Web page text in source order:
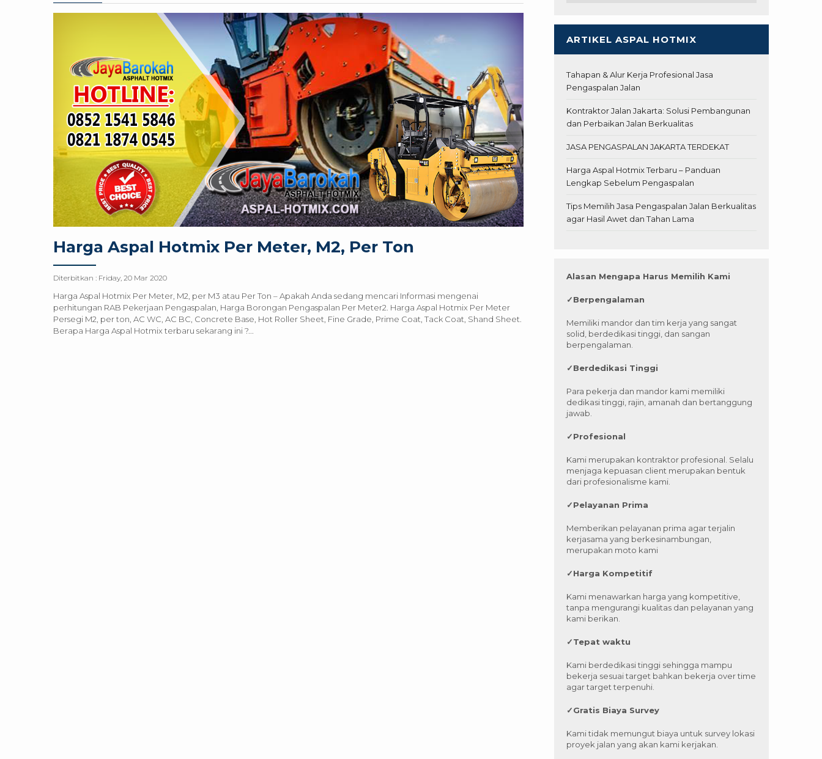
Harga Aspal Hotmix Per Meter, M2, Per Ton
Diterbitkan : Friday, 20 Mar 2020
Harga Aspal Hotmix Per Meter, M2, per M3 atau Per Ton – Apakah Anda sedang mencari Informasi mengenai
perhitungan RAB Pekerjaan Pengaspalan, Harga Borongan Pengaspalan Per Meter2. Harga Aspal Hotmix Per Meter
Persegi M2, per ton, AC WC, AC BC, Concrete Base, Hot Roller Sheet, Fine Grade, Prime Coat, Tack Coat, Shand Sheet.
Berapa Harga Aspal Hotmix terbaru sekarang ini ?...
ARTIKEL ASPAL HOTMIX
Tahapan & Alur Kerja Profesional Jasa
Pengaspalan Jalan
Kontraktor Jalan Jakarta: Solusi Pembangunan
dan Perbaikan Jalan Berkualitas
JASA PENGASPALAN JAKARTA TERDEKAT
Harga Aspal Hotmix Terbaru – Panduan
Lengkap Sebelum Pengaspalan
Tips Memilih Jasa Pengaspalan Jalan Berkualitas
agar Hasil Awet dan Tahan Lama
Alasan Mengapa Harus Memilih Kami
✓Berpengalaman
Memiliki mandor dan tim kerja yang sangat
solid, berdedikasi tinggi, dan sangan
berpengalaman.
✓Berdedikasi Tinggi
Para pekerja dan mandor kami memiliki
dedikasi tinggi, rajin, amanah dan bertanggung
jawab.
✓Profesional
Kami merupakan kontraktor profesional. Selalu
menjaga kepuasan client merupakan bentuk
dari profesionalisme kami.
✓Pelayanan Prima
Memberikan pelayanan prima agar terjalin
kerjasama yang berkesinambungan,
merupakan moto kami
✓Harga Kompetitif
Kami menawarkan harga yang kompetitive,
tanpa mengurangi kualitas dan pelayanan yang
kami berikan.
✓Tepat waktu
Kami berdedikasi tinggi sehingga mampu
bekerja sesuai target bahkan bekerja over time
agar target terpenuhi.
✓Gratis Biaya Survey
Kami tidak memungut biaya untuk survey lokasi
proyek jalan yang akan kami kerjakan.